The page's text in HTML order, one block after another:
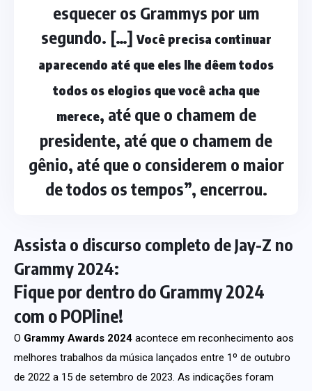
esquecer os Grammys por um
segundo. […] Você precisa continuar
aparecendo até que eles lhe dêem todos
todos os elogios que você acha que
merece, até que o chamem de
presidente, até que o chamem de
gênio, até que o considerem o maior
de todos os tempos”, encerrou.
Assista o discurso completo de Jay-Z no
Grammy 2024:
Fique por dentro do Grammy 2024
com o POPline!
O Grammy Awards 2024 acontece em reconhecimento aos
melhores trabalhos da música lançados entre 1º de outubro
de 2022 a 15 de setembro de 2023. As indicações foram